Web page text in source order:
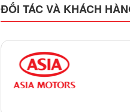
ĐỐI TÁC VÀ KHÁCH